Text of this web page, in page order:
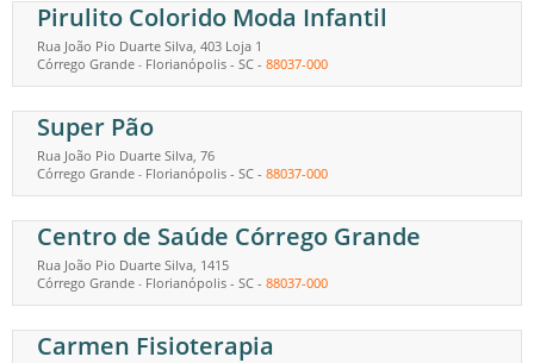
Pirulito Colorido Moda Infantil
Rua João Pio Duarte Silva, 403 Loja 1
Córrego Grande - Florianópolis - SC - 88037-000
Super Pão
Rua João Pio Duarte Silva, 76
Córrego Grande - Florianópolis - SC - 88037-000
Centro de Saúde Córrego Grande
Rua João Pio Duarte Silva, 1415
Córrego Grande - Florianópolis - SC - 88037-000
Carmen Fisioterapia